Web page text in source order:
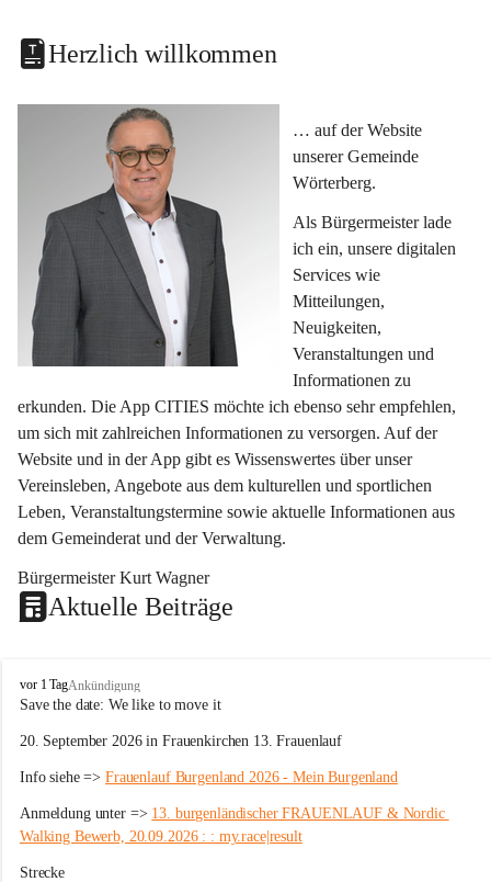
Herzlich willkommen
… auf der Website
unserer Gemeinde
Wörterberg.
Als Bürgermeister lade
ich ein, unsere digitalen
Services wie
Mitteilungen,
Neuigkeiten,
Veranstaltungen und
Informationen zu
erkunden. Die App CITIES möchte ich ebenso sehr empfehlen,
um sich mit zahlreichen Informationen zu versorgen. Auf der
Website und in der App gibt es Wissenswertes über unser
Vereinsleben, Angebote aus dem kulturellen und sportlichen
Leben, Veranstaltungstermine sowie aktuelle Informationen aus
dem Gemeinderat und der Verwaltung.
Bürgermeister Kurt Wagner
Aktuelle Beiträge
W
ö
t
r
b
e
r
g
vor 1 TagAnkündigung
Save the date: We like to move it
20. September 2026 in Frauenkirchen 13. Frauenlauf
Info siehe => Frauenlauf Burgenland 2026 - Mein Burgenland
Anmeldung unter => 13. burgenländischer FRAUENLAUF & Nordic
Walking Bewerb, 20.09.2026 : : my.race|result
Strecke